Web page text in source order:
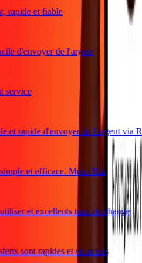
et fiable
d'envoyer de l'argent
rapide d'envoyer de l'argent via Ria
et efficace. Merci Ria
et excellents taux de change
sont rapides et sécurisés